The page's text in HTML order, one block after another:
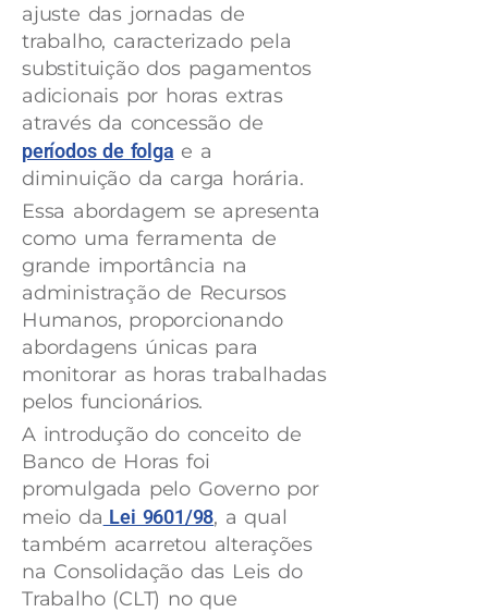
ajuste das jornadas de
trabalho, caracterizado pela
substituição dos pagamentos
adicionais por horas extras
através da concessão de
períodos de folga e a
diminuição da carga horária.
Essa abordagem se apresenta
como uma ferramenta de
grande importância na
administração de Recursos
Humanos, proporcionando
abordagens únicas para
monitorar as horas trabalhadas
pelos funcionários.
A introdução do conceito de
Banco de Horas foi
promulgada pelo Governo por
meio da Lei 9601/98, a qual
também acarretou alterações
na Consolidação das Leis do
Trabalho (CLT) no que